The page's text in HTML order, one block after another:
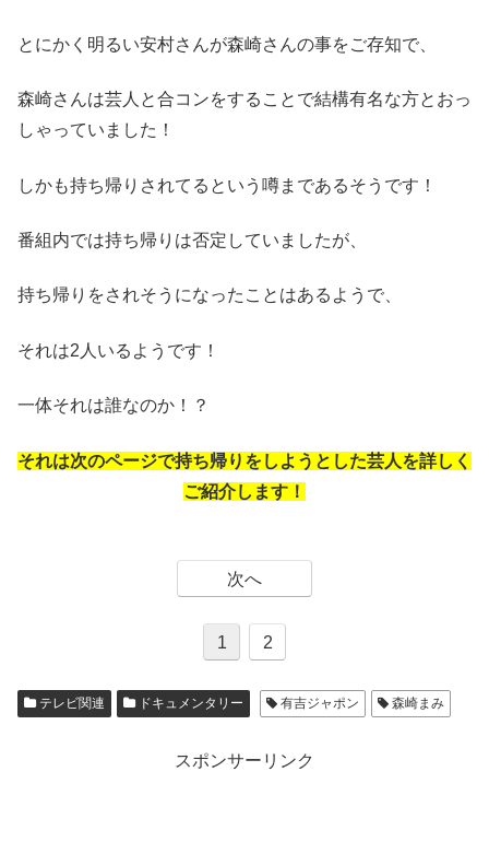
とにかく明るい安村さんが森崎さんの事をご存知で、
森崎さんは芸人と合コンをすることで結構有名な方とおっ
しゃっていました！
しかも持ち帰りされてるという噂まであるそうです！
番組内では持ち帰りは否定していましたが、
持ち帰りをされそうになったことはあるようで、
それは2人いるようです！
一体それは誰なのか！？
それは次のページで持ち帰りをしようとした芸人を詳しく
ご紹介します！
次へ
1 2
テレビ関連 ドキュメンタリー 有吉ジャポン 森崎まみ
スポンサーリンク